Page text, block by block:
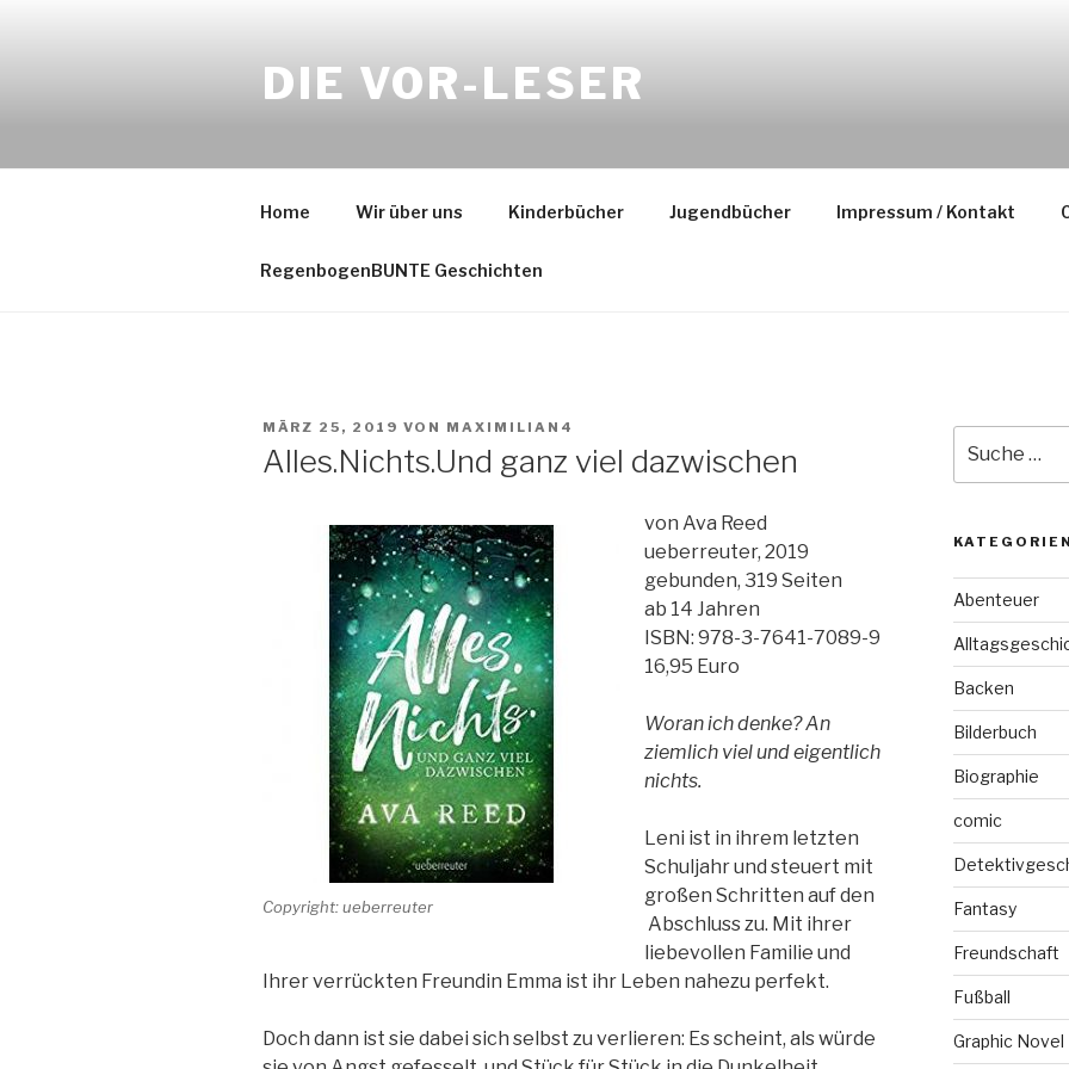
DIE VOR-LESER
Home Wir über uns Kinderbücher Jugendbücher Impressum / Kontakt
RegenbogenBUNTE Geschichten
VERÖFFENTLICHT
MÄRZ 25, 2019 VON MAXIMILIAN4
Alles.Nichts.Und ganz viel dazwischen
Copyright: ueberreuter
von Ava Reed
ueberreuter, 2019
gebunden, 319 Seiten
ab 14 Jahren
ISBN: 978-3-7641-7089-9
16,95 Euro
Woran ich denke? An
ziemlich viel und eigentlich
nichts.
Leni ist in ihrem letzten
Schuljahr und steuert mit
großen Schritten auf den
Abschluss zu. Mit ihrer
liebevollen Familie und
Ihrer verrückten Freundin Emma ist ihr Leben nahezu perfekt.
Doch dann ist sie dabei sich selbst zu verlieren: Es scheint, als würde
nach:
KATEGORIEN
Abenteuer
Backen
Bilderbuch
Biographie
comic
Fantasy
Freundschaft
Fußball
Graphic Novel